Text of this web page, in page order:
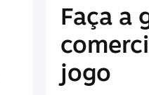
Faça a
jogo